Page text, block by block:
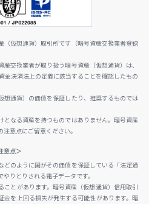
（仮想通貨）取引所です（暗号資産交換業者登録
交換業者が取り扱う暗号資産（仮想通貨）は、
金決済法上の定義に該当することを確認したもの
想通貨）の価値を保証したり、推奨するものでは
となる資産を持つものではありません。暗号資産
注意点にご留意ください。
意点＞
どのように国がその価値を保証している「法定通
りとりされる電子データです。
とがあります。暗号資産（仮想通貨）信用取引
金を上回る損失が発生する可能性があります。暗